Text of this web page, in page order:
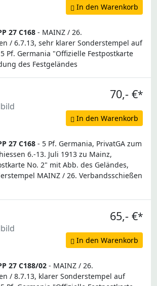
In den Warenkorb
27 C168 - MAINZ / 26.
/ 6.7.13, sehr klarer Sonderstempel auf
Pf. Germania "Offizielle Festpostkarte
des Festgeländes
70,- €*
In den Warenkorb
27 C168 - 5 Pf. Germania, PrivatGA zum
6.-13. Juli 1913 zu Mainz,
No. 2" mit Abb. des Geländes,
MAINZ / 26. Verbandsschießen
65,- €*
In den Warenkorb
27 C188/02 - MAINZ / 26.
/ 8.7.13, klarer Sonderstempel auf